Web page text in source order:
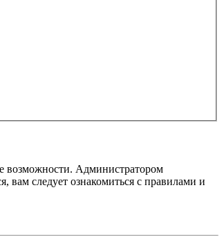
возможности. Администратором
вам следует ознакомиться с правилами и